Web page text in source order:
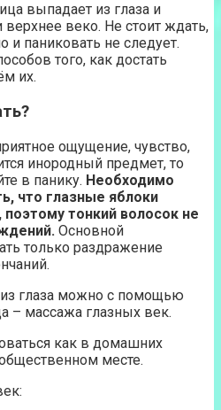
выпадает из глаза и
веко. Не стоит ждать,
и паниковать не следует.
того, как достать
их.
ощущение, чувство,
инородный предмет, то
в панику. Необходимо
что глазные яблоки
тонкий волосок не
Основной
только раздражение
глаза можно с помощью
– массажа глазных век.
как в домашних
месте.